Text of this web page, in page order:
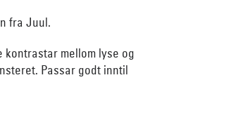
fra Juul.
mellom lyse og
Passar godt inntil